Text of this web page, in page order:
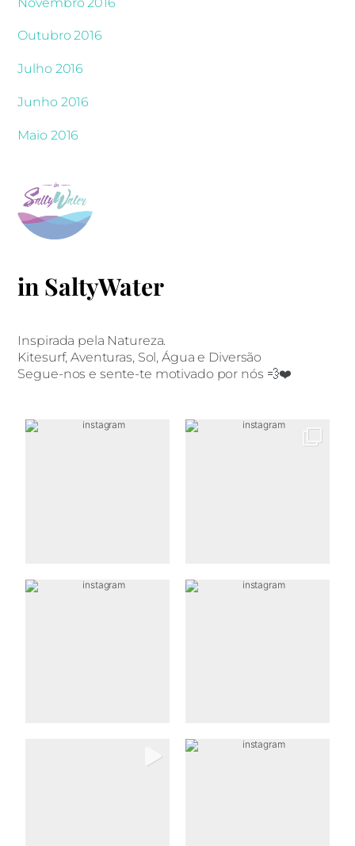
Outubro 2016
Julho 2016
Junho 2016
Maio 2016
in SaltyWater
Inspirada pela Natureza.
Kitesurf, Aventuras, Sol, Água e Diversão
Segue-nos e sente-te motivado por nós 💨❤️